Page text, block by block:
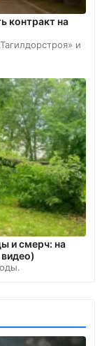
контракт на
и
и смерч: на